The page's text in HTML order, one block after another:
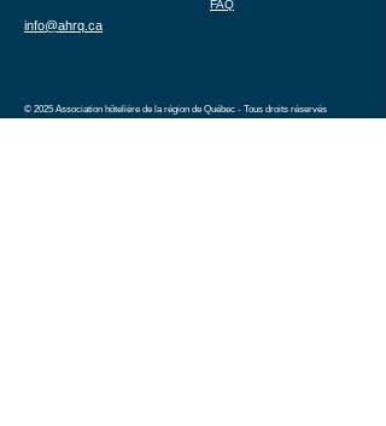
FAQ
info@ahrq.ca
© 2025 Association hôtelière de la région de Québec - Tous droits réservés